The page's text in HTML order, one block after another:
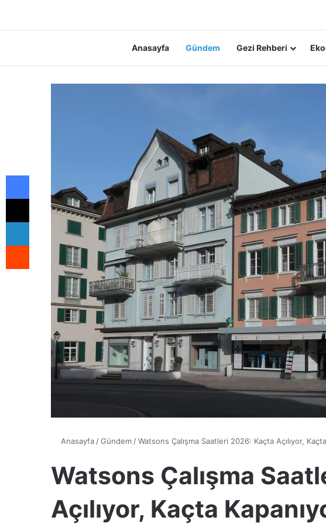
Anasayfa Gündem Gezi Rehberi
Anasayfa /Gündem /Watsons Çalışma Saatleri 2026: Kaçta Açılıyor,
Watsons Çalışma
Açılıyor, Kaçta
Facebook
X
LinkedIn
Reddit